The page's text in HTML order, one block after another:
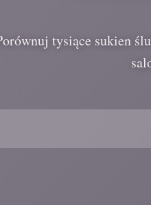
tysiące sukien